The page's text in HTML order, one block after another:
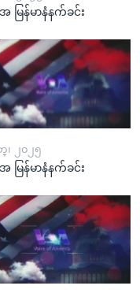
မြန်မာနံနက်ခင်း
၊ ၂၀၂၅
မြန်မာနံနက်ခင်း